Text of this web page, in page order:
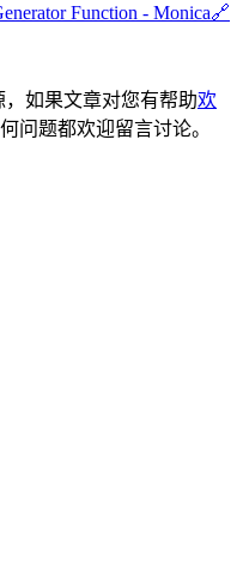
Function - Monica🔗
如果文章对您有帮助欢
问题都欢迎留言讨论。